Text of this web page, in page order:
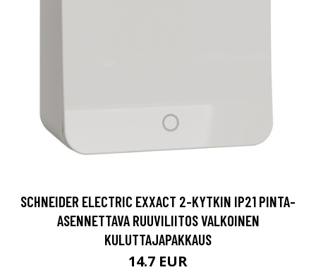
SCHNEIDER ELECTRIC EXXACT 2-KYTKIN IP21 PINTA-
ASENNETTAVA RUUVILIITOS VALKOINEN
KULUTTAJAPAKKAUS
14.7 EUR